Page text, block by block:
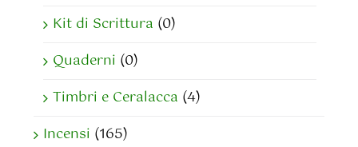
Kit di Scrittura (0)
Quaderni (0)
Timbri e Ceralacca (4)
Incensi (165)